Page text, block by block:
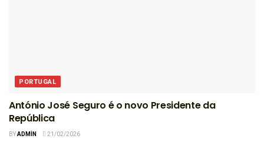
PORTUGAL
António José Seguro é o novo Presidente da
República
BYADMIN 21/02/2026